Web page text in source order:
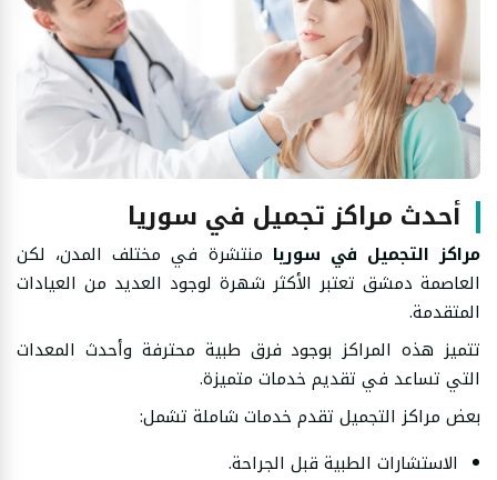
أحدث مراكز تجميل في سوريا
مراكز التجميل في سوريا منتشرة في مختلف المدن، لكن
العاصمة دمشق تعتبر الأكثر شهرة لوجود العديد من العيادات
المتقدمة.
تتميز هذه المراكز بوجود فرق طبية محترفة وأحدث المعدات
التي تساعد في تقديم خدمات متميزة.
بعض مراكز التجميل تقدم خدمات شاملة تشمل:
الاستشارات الطبية قبل الجراحة.